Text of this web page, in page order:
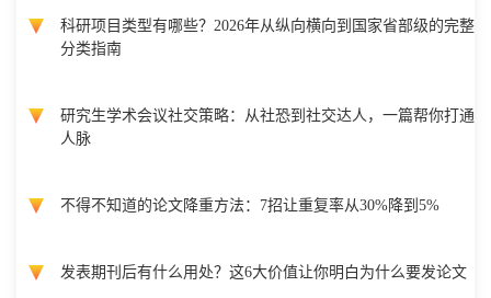
科研项目类型有哪些？2026年从纵向横向到国家省部级的完整
分类指南
研究生学术会议社交策略：从社恐到社交达人，一篇帮你打通
人脉
不得不知道的论文降重方法：7招让重复率从30%降到5%
发表期刊后有什么用处？这6大价值让你明白为什么要发论文